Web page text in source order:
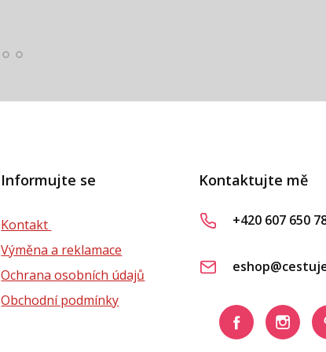
Informujte se
Kontakt
Výměna a reklamace
Ochrana osobních údajů
Obchodní podmínky
Kontaktujte mě
+420 607 650